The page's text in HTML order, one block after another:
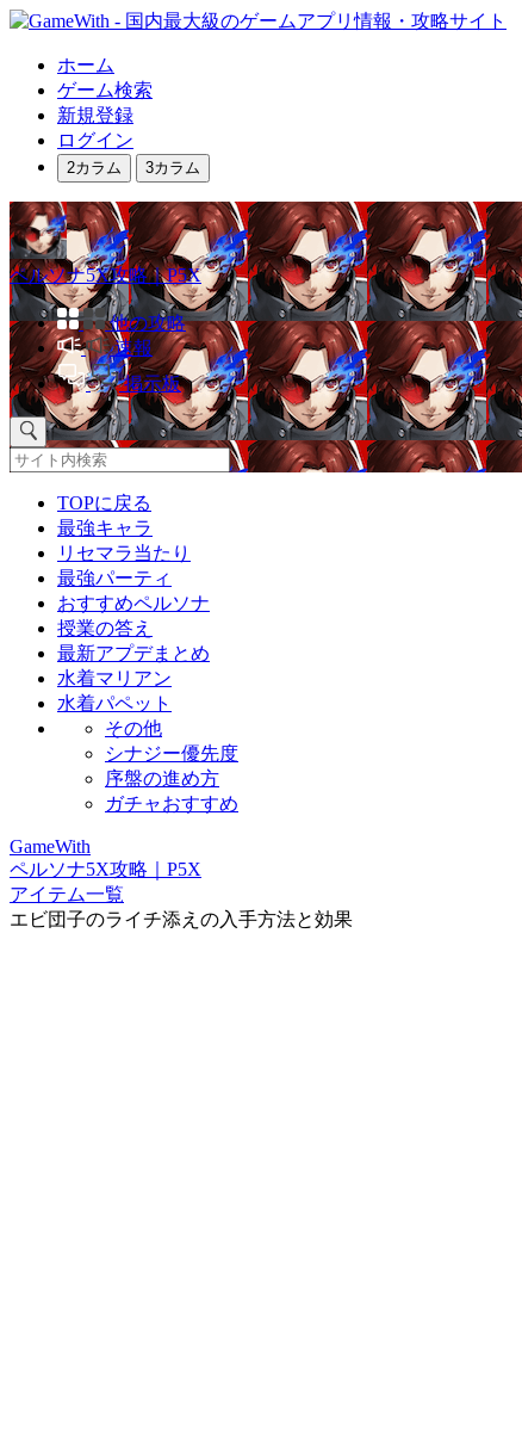
ホーム
ゲーム検索
新規登録
ログイン
2カラム 3カラム
ペルソナ5X攻略｜P5X
他の攻略
速報
掲示板
TOPに戻る
最強キャラ
リセマラ当たり
最強パーティ
おすすめペルソナ
授業の答え
最新アプデまとめ
水着マリアン
水着パペット
その他
シナジー優先度
序盤の進め方
ガチャおすすめ
GameWith
ペルソナ5X攻略｜P5X
アイテム一覧
エビ団子のライチ添えの入手方法と効果